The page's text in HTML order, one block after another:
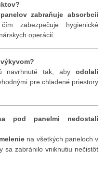
zabraňuje absorbcii
zabezpečuje hygienické
operácií.
navrhnuté tak, aby odolali
pre chladené priestory
pod panelmi nedostali
na všetkých paneloch v
sa zabránilo vniknutiu nečistôt